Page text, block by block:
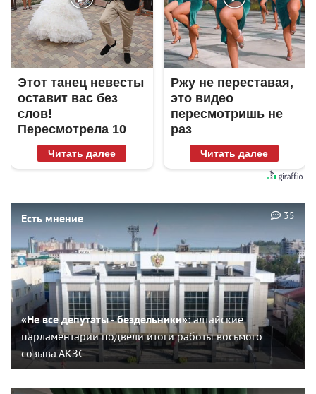
Этот танец невесты
оставит вас без
слов!
Пересмотрела 10
раз
Читать далее
Ржу не переставая,
это видео
пересмотришь не
раз
Читать далее
Есть мнение
«Не все депутаты - бездельники»:алтайские
парламентарии подвели итоги работы восьмого
созыва АКЗС
35